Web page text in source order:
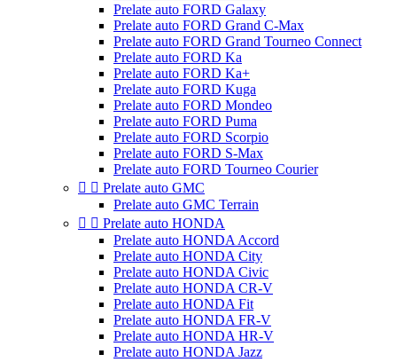
Prelate auto FORD Galaxy
Prelate auto FORD Grand C-Max
Prelate auto FORD Grand Tourneo Connect
Prelate auto FORD Ka
Prelate auto FORD Ka+
Prelate auto FORD Kuga
Prelate auto FORD Mondeo
Prelate auto FORD Puma
Prelate auto FORD Scorpio
Prelate auto FORD S-Max
Prelate auto FORD Tourneo Courier
  Prelate auto GMC
Prelate auto GMC Terrain
  Prelate auto HONDA
Prelate auto HONDA Accord
Prelate auto HONDA City
Prelate auto HONDA Civic
Prelate auto HONDA CR-V
Prelate auto HONDA Fit
Prelate auto HONDA FR-V
Prelate auto HONDA HR-V
Prelate auto HONDA Jazz